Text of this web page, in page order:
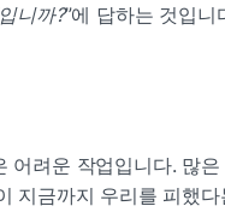
니까?”에 답하는 것입니
어려운 작업입니다. 많
지금까지 우리를 피했